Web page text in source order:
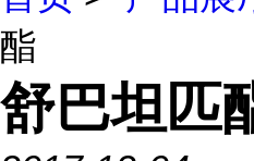
酯
舒巴坦匹